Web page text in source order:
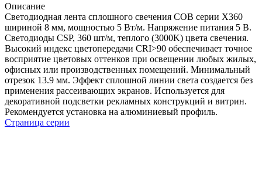
Описание
Светодиодная лента сплошного свечения COB серии X360
шириной 8 мм, мощностью 5 Вт/м. Напряжение питания 5 В.
Светодиоды CSP, 360 шт/м, теплого (3000K) цвета свечения.
Высокий индекс цветопередачи CRI>90 обеспечивает точное
восприятие цветовых оттенков при освещении любых жилых,
офисных или производственных помещений. Минимальный
отрезок 13.9 мм. Эффект сплошной линии света создается без
применения рассеивающих экранов. Используется для
декоративной подсветки рекламных конструкций и витрин.
Рекомендуется установка на алюминиевый профиль.
Страница серии